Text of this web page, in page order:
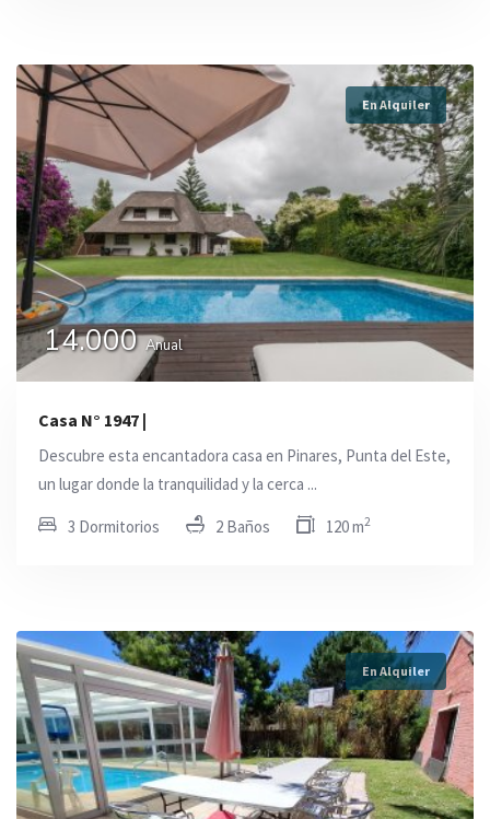
En Alquiler
14.000Anual
Casa N° 1947 |
Descubre esta encantadora casa en Pinares, Punta del Este,
un lugar donde la tranquilidad y la cerca ...
3 Dormitorios 2 Baños 120 m2
En Alquiler